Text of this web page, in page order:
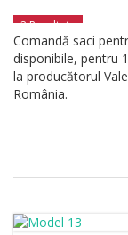
2 Rezultate
Comandă saci
disponibile, pentru
la producătorul
România.